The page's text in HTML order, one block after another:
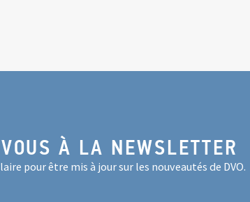
À LA NEWSLETTER
pour être mis à jour sur les nouveautés de DVO.